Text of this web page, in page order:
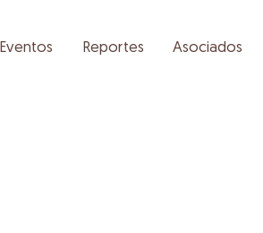
Eventos Reportes Asociados